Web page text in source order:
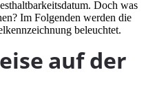
Doch was
Im Folgenden werden die
beleuchtet.
auf der